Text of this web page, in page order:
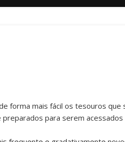
forma mais fácil os tesouros
para serem